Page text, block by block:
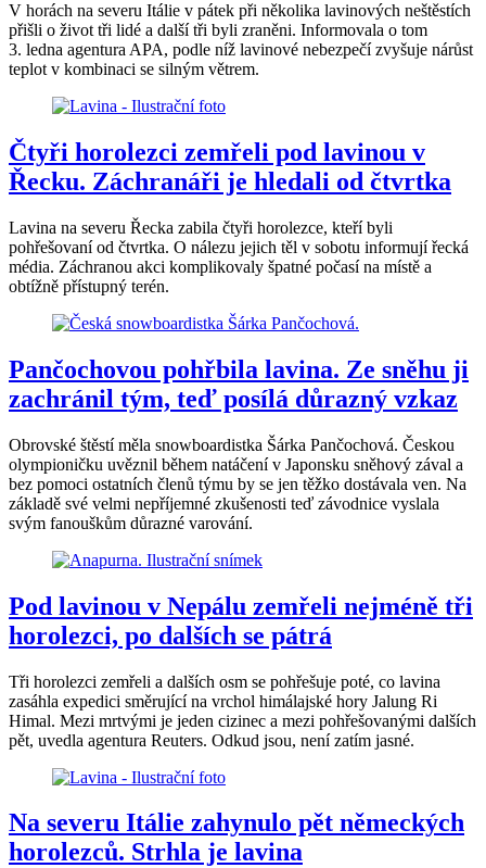
V horách na severu Itálie v pátek při několika lavinových neštěstích
přišli o život tři lidé a další tři byli zraněni. Informovala o tom
3. ledna agentura APA, podle níž lavinové nebezpečí zvyšuje nárůst
teplot v kombinaci se silným větrem.
Čtyři horolezci zemřeli pod lavinou v
Řecku. Záchranáři je hledali od čtvrtka
Lavina na severu Řecka zabila čtyři horolezce, kteří byli
pohřešovaní od čtvrtka. O nálezu jejich těl v sobotu informují řecká
média. Záchranou akci komplikovaly špatné počasí na místě a
obtížně přístupný terén.
Pančochovou pohřbila lavina. Ze sněhu ji
zachránil tým, teď posílá důrazný vzkaz
Obrovské štěstí měla snowboardistka Šárka Pančochová. Českou
olympioničku uvěznil během natáčení v Japonsku sněhový zával a
bez pomoci ostatních členů týmu by se jen těžko dostávala ven. Na
základě své velmi nepříjemné zkušenosti teď závodnice vyslala
svým fanouškům důrazné varování.
Pod lavinou v Nepálu zemřeli nejméně tři
horolezci, po dalších se pátrá
Tři horolezci zemřeli a dalších osm se pohřešuje poté, co lavina
zasáhla expedici směrující na vrchol himálajské hory Jalung Ri
Himal. Mezi mrtvými je jeden cizinec a mezi pohřešovanými dalších
pět, uvedla agentura Reuters. Odkud jsou, není zatím jasné.
Na severu Itálie zahynulo pět německých
horolezců. Strhla je lavina